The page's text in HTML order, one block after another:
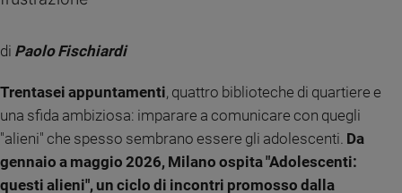
Società
valori
Ambiente
e
Creato
Volontariato
di Paolo Fischiardi
Trentasei appuntamenti, quattro biblioteche di quartiere e
una sfida ambiziosa: imparare a comunicare con quegli
"alieni" che spesso sembrano essere gli adolescenti. Da
gennaio a maggio 2026, Milano ospita "Adolescenti:
questi alieni", un ciclo di incontri promosso dalla